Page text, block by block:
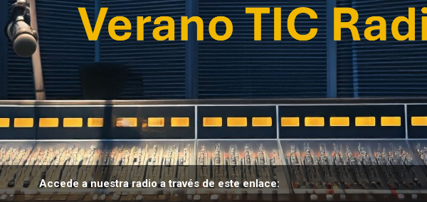
Accede a nuestra radio a través de este enlace: